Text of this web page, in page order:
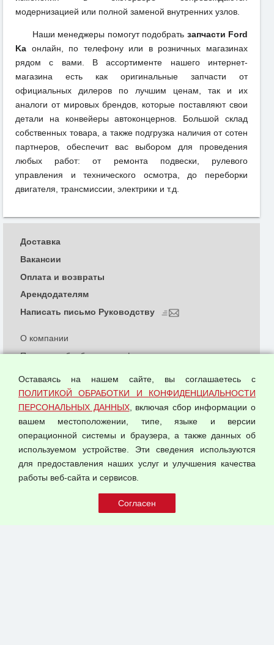
модернизацией или полной заменой внутренних узлов.
Наши менеджеры помогут подобрать запчасти Ford
Ka онлайн, по телефону или в розничных магазинах
рядом с вами. В ассортименте нашего интернет-
магазина есть как оригинальные запчасти от
официальных дилеров по лучшим ценам, так и их
аналоги от мировых брендов, которые поставляют свои
детали на конвейеры автоконцернов. Большой склад
собственных товара, а также подгрузка наличия от сотен
партнеров, обеспечит вас выбором для проведения
любых работ: от ремонта подвески, рулевого
управления и технического осмотра, до переборки
двигателя, трансмиссии, электрики и т.д.
© 2026 ООО "Феникс"
О компании
Политика обработки и конфиденциальности
Согласием на обработку персональных данных
Оферта оптовой купли-продажи
Публичная оферта
Доставка
Вакансии
Оплата и возвраты
Арендодателям
Написать письмо Руководству
Оставаясь на нашем сайте, вы соглашаетесь с
ПОЛИТИКОЙ ОБРАБОТКИ И КОНФИДЕНЦИАЛЬНОСТИ
ПЕРСОНАЛЬНЫХ ДАННЫХ, включая сбор информации о
вашем местоположении, типе, языке и версии
операционной системы и браузера, а также данных об
используемом устройстве. Эти сведения используются
для предоставления наших услуг и улучшения качества
работы веб-сайта и сервисов.